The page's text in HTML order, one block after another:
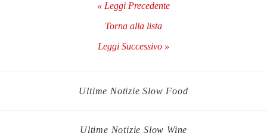
« Leggi Precedente
Torna alla lista
Leggi Successivo »
Ultime Notizie Slow Food
Ultime Notizie Slow Wine